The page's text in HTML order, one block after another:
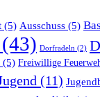
(5) Ausschuss (5)
(43) Dorfradeln (2)
(5) Freiwillige
(11)